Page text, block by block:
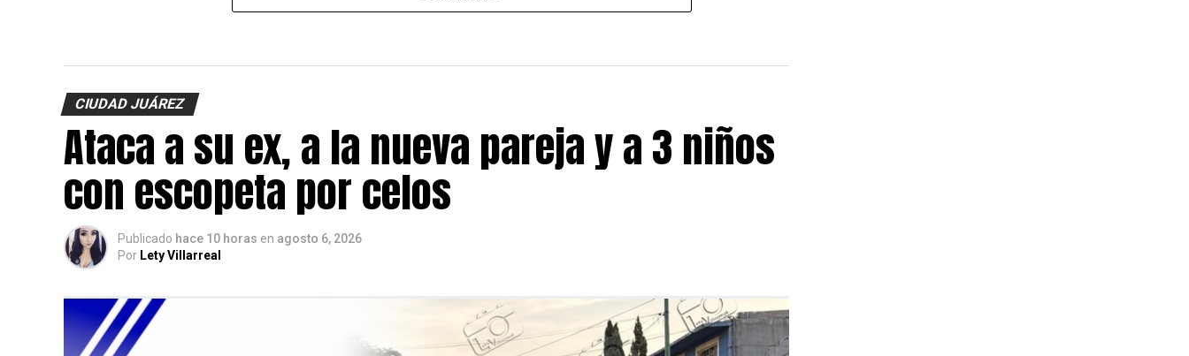
CIUDAD JUÁREZ
Ataca a su ex, a la nueva pareja y a 3 niños
con escopeta por celos
Publicado hace 10 horas en agosto 6, 2026
Por Lety Villarreal